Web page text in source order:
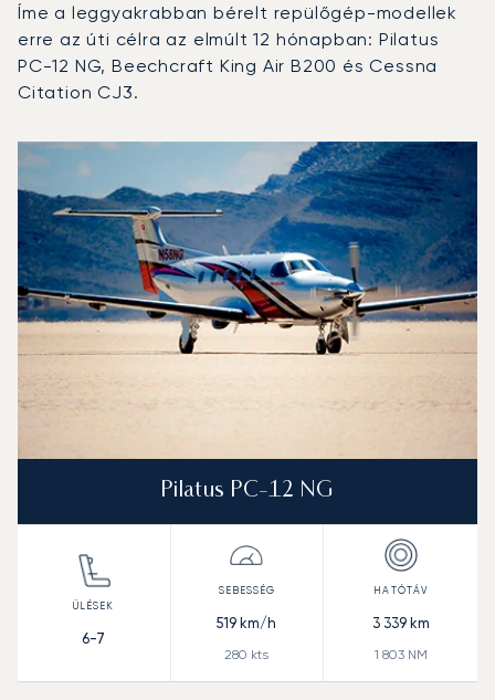
Íme a leggyakrabban bérelt repülőgép-modellek
erre az úti célra az elmúlt 12 hónapban: Pilatus
PC-12 NG, Beechcraft King Air B200 és Cessna
Citation CJ3.
Repülőgép fotója
Repülőgép-típus
Ülőhelyek
Sebesség (km/h)
Sebesség (csomó)Hatótávolság (km)
Hatótávolság (NM)
Pilatus PC-12 NG
6-7
519 km/h
280 kts
3 339km
1 803NM